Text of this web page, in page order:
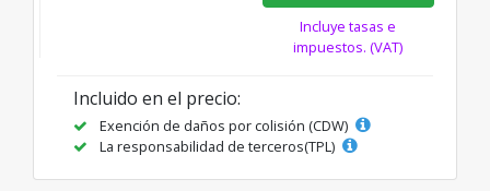
Incluye tasas e
impuestos. (VAT)
Incluido en el precio:
Exención de daños por colisión (CDW)
La responsabilidad de terceros(TPL)